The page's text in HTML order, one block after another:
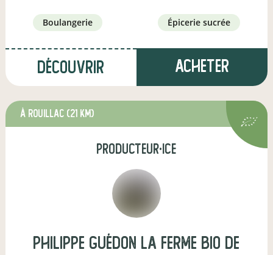
boulangerie épicerie sucrée
Découvrir Acheter
à Rouillac (21 km)
producteur·ice
Philippe Guédon La Ferme Bio de